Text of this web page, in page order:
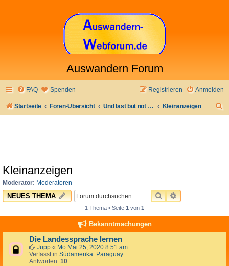
Auswandern Forum
FAQ Spenden Anmelden
Registrieren
Startseite Foren-Übersicht Und last but not least Kleinanzeigen
Kleinanzeigen
Moderator: Moderatoren
NEUES THEMA SUCHEERWEITERTE
1 Thema • Seite 1 von 1
Bekanntmachungen
Die Landessprache lernen
Jupp « Mo Mai 25, 2020 8:51 am
Verfasst in Südamerika: Paraguay
Antworten: 10